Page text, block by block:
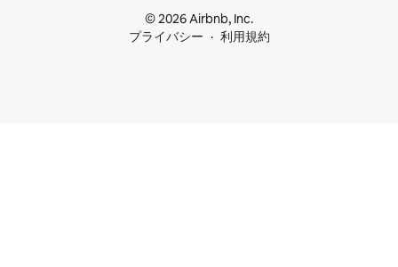
© 2026 Airbnb, Inc.
プライバシー
利用規約